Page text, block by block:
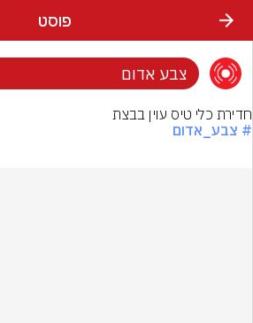
פוסט
צבע אדום
חדירת כלי טיס עוין בבצת
# צבע_אדום